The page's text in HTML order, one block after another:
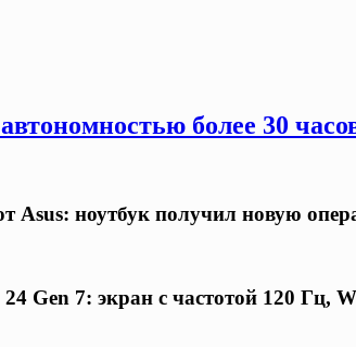
более 30
Asus: ноутбук получил новую
Gen 7: экран с частотой 120 Гц,